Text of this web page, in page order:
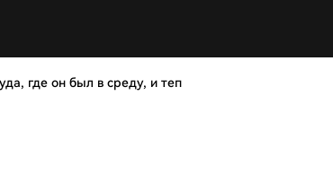
где он был в среду, и теп